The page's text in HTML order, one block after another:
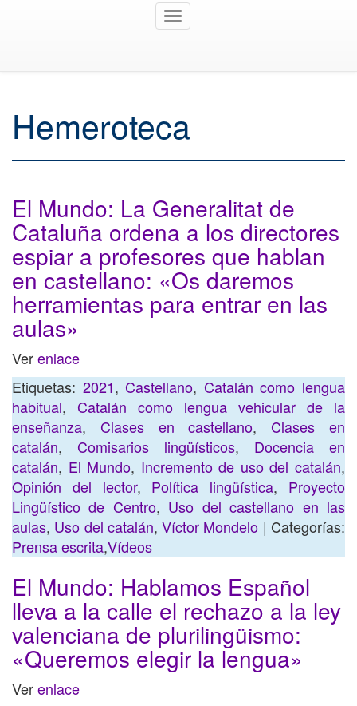
Toggle
Hemeroteca
El Mundo: La Generalitat de
Cataluña ordena a los directores
espiar a profesores que hablan
en castellano: «Os daremos
herramientas para entrar en las
aulas»
Verenlace
Etiquetas: 2021,Castellano, Catalán como lengua
habitual, Catalán como lengua vehicular de la
enseñanza, Clases en castellano,Clases en
catalán, Comisarios lingüísticos, Docencia en
catalán, El Mundo, Incremento de uso del catalán,
Opinión del lector, Política lingüística, Proyecto
Lingüístico de Centro, Uso del castellano en las
aulas, Uso del catalán,Víctor Mondelo | Categorías:
Prensa escrita,Vídeos
El Mundo: Hablamos Español
lleva a la calle el rechazo a la ley
valenciana de plurilingüismo:
«Queremos elegir la lengua»
Verenlace